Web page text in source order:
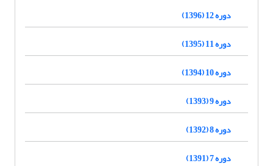
دوره 12 (1396)
دوره 11 (1395)
دوره 10 (1394)
دوره 9 (1393)
دوره 8 (1392)
دوره 7 (1391)